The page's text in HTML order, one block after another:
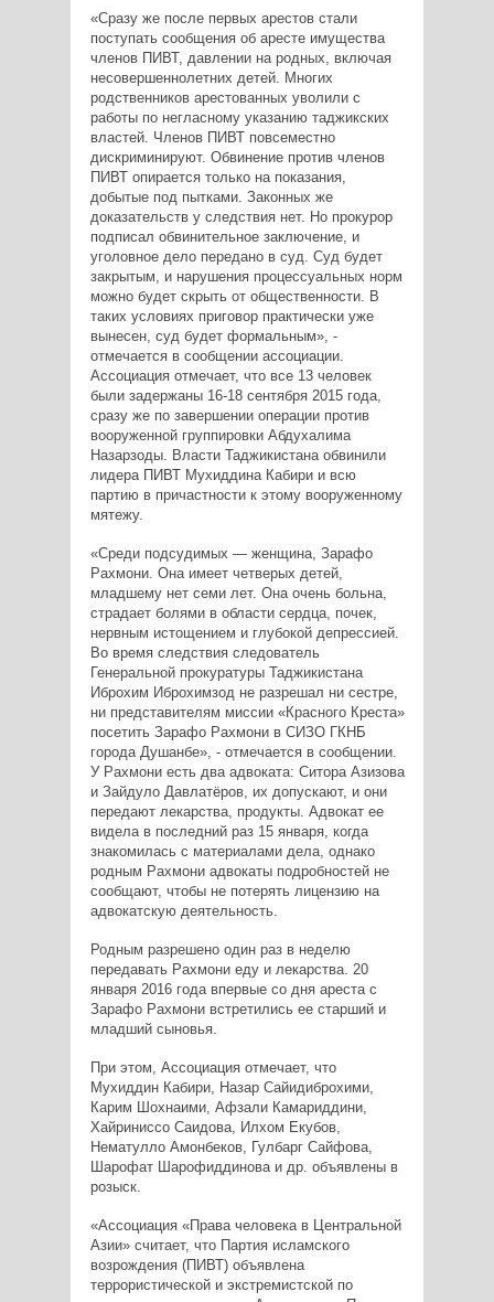
«Сразу же после первых арестов стали
поступать сообщения об аресте имущества
членов ПИВТ, давлении на родных, включая
несовершеннолетних детей. Многих
родственников арестованных уволили с
работы по негласному указанию таджикских
властей. Членов ПИВТ повсеместно
дискриминируют. Обвинение против членов
ПИВТ опирается только на показания,
добытые под пытками. Законных же
доказательств у следствия нет. Но прокурор
подписал обвинительное заключение, и
уголовное дело передано в суд. Суд будет
закрытым, и нарушения процессуальных норм
можно будет скрыть от общественности. В
таких условиях приговор практически уже
вынесен, суд будет формальным», -
отмечается в сообщении ассоциации.
Ассоциация отмечает, что все 13 человек
были задержаны 16-18 сентября 2015 года,
сразу же по завершении операции против
вооруженной группировки Абдухалима
Назарзоды. Власти Таджикистана обвинили
лидера ПИВТ Мухиддина Кабири и всю
партию в причастности к этому вооруженному
мятежу.
«Среди подсудимых — женщина, Зарафо
Рахмони. Она имеет четверых детей,
младшему нет семи лет. Она очень больна,
страдает болями в области сердца, почек,
нервным истощением и глубокой депрессией.
Во время следствия следователь
Генеральной прокуратуры Таджикистана
Иброхим Иброхимзод не разрешал ни сестре,
ни представителям миссии «Красного Креста»
посетить Зарафо Рахмони в СИЗО ГКНБ
города Душанбе», - отмечается в сообщении.
У Рахмони есть два адвоката: Ситора Азизова
и Зайдуло Давлатёров, их допускают, и они
передают лекарства, продукты. Адвокат ее
видела в последний раз 15 января, когда
знакомилась с материалами дела, однако
родным Рахмони адвокаты подробностей не
сообщают, чтобы не потерять лицензию на
адвокатскую деятельность.
Родным разрешено один раз в неделю
передавать Рахмони еду и лекарства. 20
января 2016 года впервые со дня ареста с
Зарафо Рахмони встретились ее старший и
младший сыновья.
При этом, Ассоциация отмечает, что
Мухиддин Кабири, Назар Сайидиброхими,
Карим Шохнаими, Афзали Камариддини,
Хайриниссо Саидова, Илхом Екубов,
Нематулло Амонбеков, Гулбарг Сайфова,
Шарофат Шарофиддинова и др. объявлены в
розыск.
«Ассоциация «Права человека в Центральной
Азии» считает, что Партия исламского
возрождения (ПИВТ) объявлена
террористической и экстремистской по